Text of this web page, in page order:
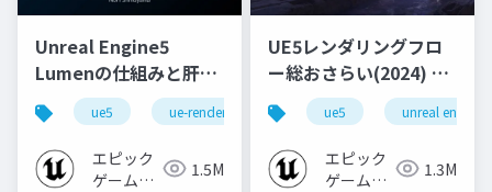
Unreal Engine5
Lumenの仕組みと肝心
なところ
ue5 ue-rendering ue-lumen
エピック
ゲームズ
1.5M
UE5レンダリングフロ
ー総おさらい(2024) 基
礎編！
[CEDEC+KYUSHU
2024]
ue5 unreal engine
エピック
ゲームズ
1.3M